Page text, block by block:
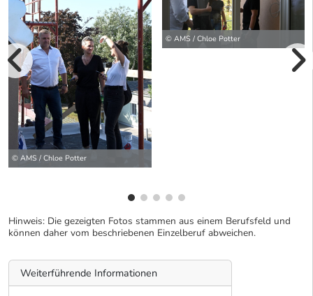
© AMS / Chloe Potter
© AMS / Chloe Potter
Hinweis: Die gezeigten Fotos stammen aus einem Berufsfeld und
können daher vom beschriebenen Einzelberuf abweichen.
Weiterführende Informationen